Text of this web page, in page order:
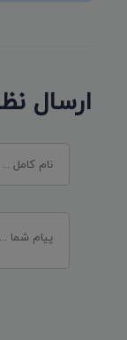
ارسال